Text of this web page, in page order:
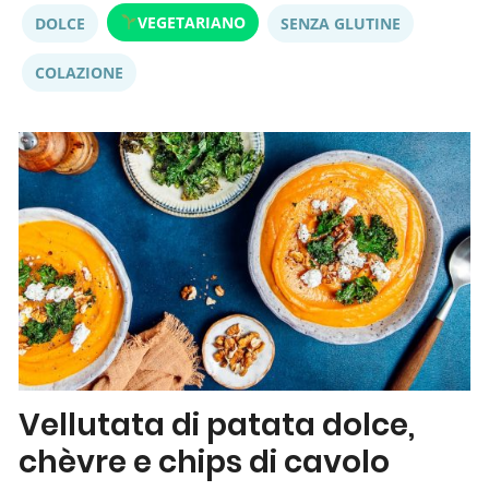
DOLCE VEGETARIANO SENZA GLUTINE
COLAZIONE
Vellutata di patata dolce,
chèvre e chips di cavolo